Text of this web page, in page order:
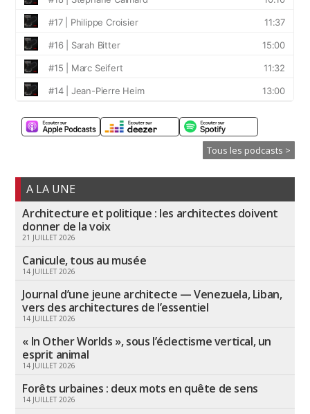
Tous les podcasts >
A LA UNE
Architecture et politique : les architectes doivent
donner de la voix
21 JUILLET 2026
Canicule, tous au musée
14 JUILLET 2026
Journal d’une jeune architecte — Venezuela, Liban,
vers des architectures de l’essentiel
14 JUILLET 2026
« In Other Worlds », sous l’éclectisme vertical, un
esprit animal
14 JUILLET 2026
Forêts urbaines : deux mots en quête de sens
14 JUILLET 2026